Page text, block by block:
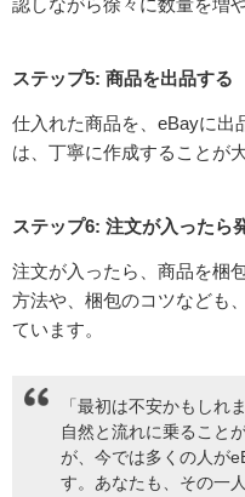
認しながら徐々に数量を増
ステップ5: 商品を出品する
仕入れた商品を、eBayに出
は、丁寧に作成することが
ステップ6: 注文が入ったら
注文が入ったら、商品を梱
方法や、梱包のコツなども
ています。
「最初は不安かもしれ
自然と流れに乗ること
が、今では多くの人が
す。あなたも、その一